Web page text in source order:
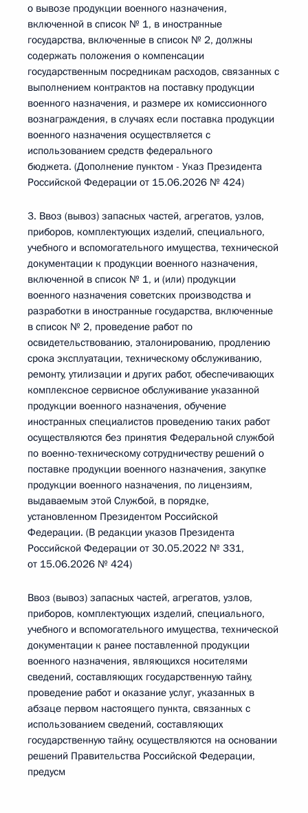
о вывозе продукции военного назначения,
включенной в список № 1, в иностранные
государства, включенные в список № 2, должны
содержать положения о компенсации
государственным посредникам расходов, связанных с
выполнением контрактов на поставку продукции
военного назначения, и размере их комиссионного
вознаграждения, в случаях если поставка продукции
военного назначения осуществляется с
использованием средств федерального
бюджета. (Дополнение пунктом - Указ Президента
Российской Федерации от 15.06.2026 № 424)
3. Ввоз (вывоз) запасных частей, агрегатов, узлов,
приборов, комплектующих изделий, специального,
учебного и вспомогательного имущества, технической
документации к продукции военного назначения,
включенной в список № 1, и (или) продукции
военного назначения советских производства и
разработки в иностранные государства, включенные
в список № 2, проведение работ по
освидетельствованию, эталонированию, продлению
срока эксплуатации, техническому обслуживанию,
ремонту, утилизации и других работ, обеспечивающих
комплексное сервисное обслуживание указанной
продукции военного назначения, обучение
иностранных специалистов проведению таких работ
осуществляются без принятия Федеральной службой
по военно-техническому сотрудничеству решений о
поставке продукции военного назначения, закупке
продукции военного назначения, по лицензиям,
выдаваемым этой Службой, в порядке,
установленном Президентом Российской
Федерации. (В редакции указов Президента
Российской Федерации от 30.05.2022 № 331,
от 15.06.2026 № 424)
Ввоз (вывоз) запасных частей, агрегатов, узлов,
приборов, комплектующих изделий, специального,
учебного и вспомогательного имущества, технической
документации к ранее поставленной продукции
военного назначения, являющихся носителями
сведений, составляющих государственную тайну,
проведение работ и оказание услуг, указанных в
абзаце первом настоящего пункта, связанных с
использованием сведений, составляющих
государственную тайну, осуществляются на основании
решений Правительства Российской Федерации,
предусм